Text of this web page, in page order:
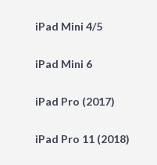
iPad Mini 4/5
iPad Mini 6
iPad Pro (2017)
iPad Pro 11 (2018)